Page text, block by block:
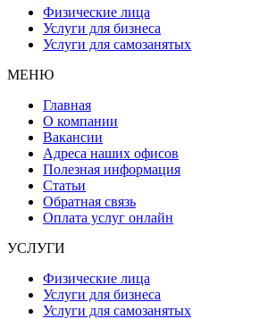
Физические лица
Услуги для бизнеса
Услуги для самозанятых
МЕНЮ
Главная
О компании
Вакансии
Адреса наших офисов
Полезная информация
Статьи
Обратная связь
Оплата услуг онлайн
УСЛУГИ
Физические лица
Услуги для бизнеса
Услуги для самозанятых